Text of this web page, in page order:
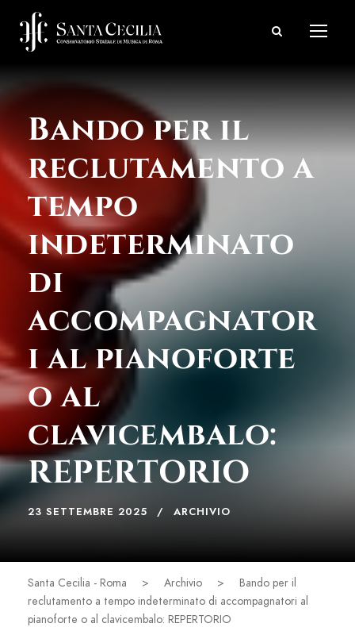
Bando per il
reclutamento a
tempo
indeterminato
di
accompagnator
i al pianoforte
o al
clavicembalo:
REPERTORIO
23 SETTEMBRE 2025 ARCHIVIO
Santa Cecilia - Roma > Archivio >
Bando per il
reclutamento a tempo indeterminato di accompagnatori al
pianoforte o al clavicembalo: REPERTORIO